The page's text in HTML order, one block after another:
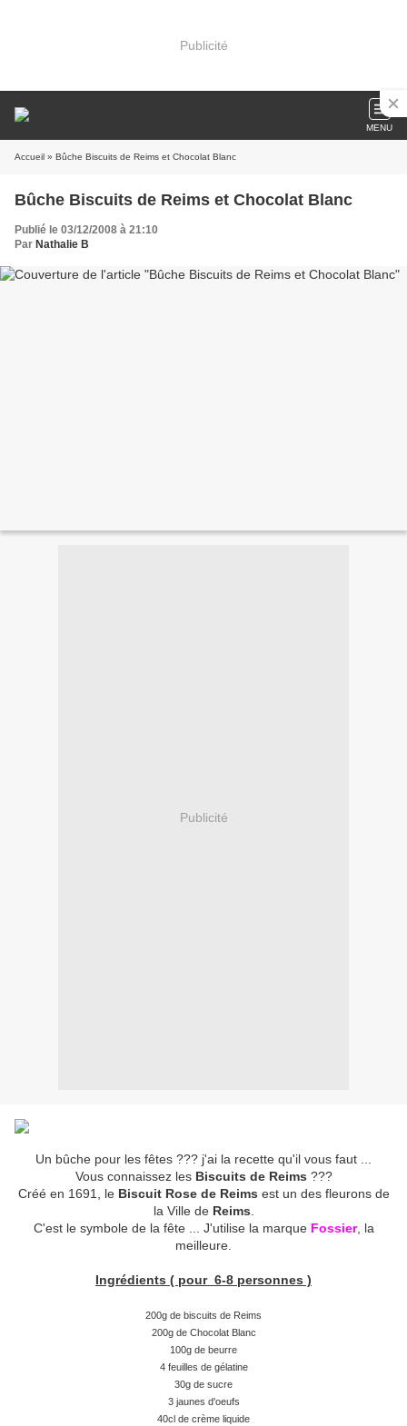
Publicité
MENU
Accueil » Bûche Biscuits de Reims et Chocolat Blanc
Bûche Biscuits de Reims et Chocolat Blanc
Publié le 03/12/2008 à 21:10
Par Nathalie B
Publicité
Un bûche pour les fêtes ??? j'ai la recette qu'il vous faut ...
Vous connaissez les Biscuits de Reims ???
Créé en 1691, le Biscuit Rose de Reims est un des fleurons de
la Ville de Reims
C'est le symbole de la fête ... J'utilise la marque Fossier, la
meilleure.
Ingrédients ( pour 6-8 personnes )
200g de biscuits de Reims
200g de Chocolat Blanc
100g de beurre
4 feuilles de gélatine
30g de sucre
3 jaunes d'oeufs
40cl de crème liquide